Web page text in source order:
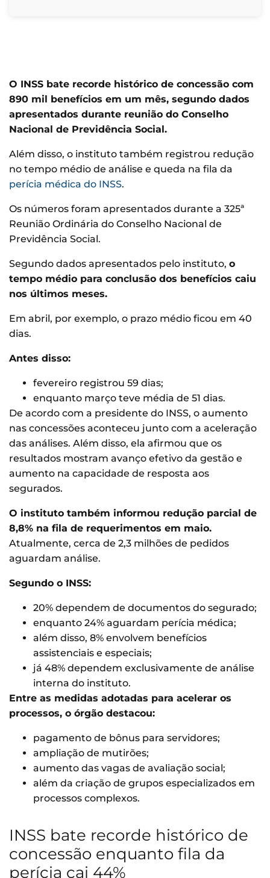
O INSS bate recorde histórico de concessão com
890 mil benefícios em um mês, segundo dados
apresentados durante reunião do Conselho
Nacional de Previdência Social.
Além disso, o instituto também registrou redução
no tempo médio de análise e queda na fila da
perícia médica do INSS.
Os números foram apresentados durante a 325ª
Reunião Ordinária do Conselho Nacional de
Previdência Social.
Segundo dados apresentados pelo instituto, o
tempo médio para conclusão dos benefícios caiu
nos últimos meses.
Em abril, por exemplo, o prazo médio ficou em 40
dias.
Antes disso:
fevereiro registrou 59 dias;
enquanto março teve média de 51 dias.
De acordo com a presidente do INSS, o aumento
nas concessões aconteceu junto com a aceleração
das análises. Além disso, ela afirmou que os
resultados mostram avanço efetivo da gestão e
aumento na capacidade de resposta aos
segurados.
O instituto também informou redução parcial de
8,8% na fila de requerimentos em maio.
Atualmente, cerca de 2,3 milhões de pedidos
aguardam análise.
Segundo o INSS:
20% dependem de documentos do segurado;
enquanto 24% aguardam perícia médica;
além disso, 8% envolvem benefícios
assistenciais e especiais;
já 48% dependem exclusivamente de análise
interna do instituto.
Entre as medidas adotadas para acelerar os
processos, o órgão destacou:
pagamento de bônus para servidores;
ampliação de mutirões;
aumento das vagas de avaliação social;
além da criação de grupos especializados em
processos complexos.
INSS bate recorde histórico de
concessão enquanto fila da
perícia cai 44%